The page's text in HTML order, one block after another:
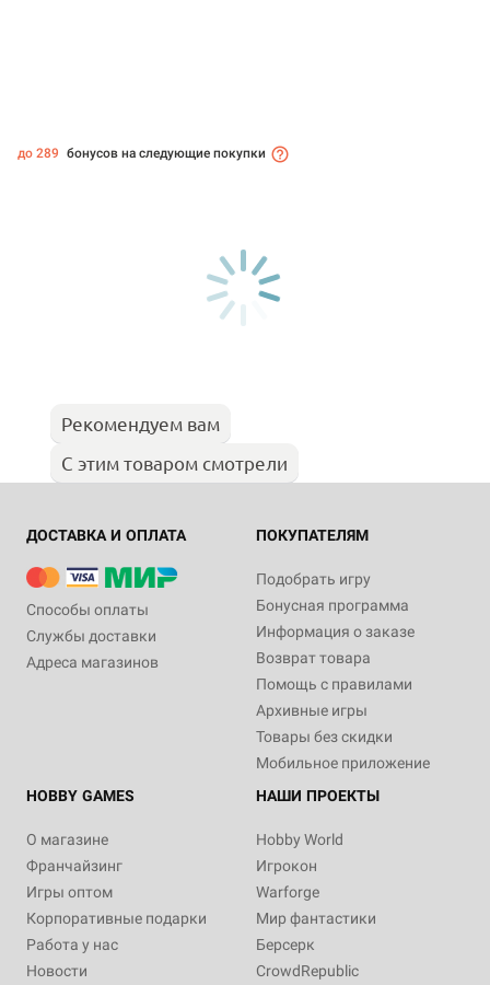
до 289 бонусов на следующие покупки
Рекомендуем вам
С этим товаром смотрели
ДОСТАВКА И ОПЛАТА
Способы оплаты
Службы доставки
Адреса магазинов
ПОКУПАТЕЛЯМ
Подобрать игру
Бонусная программа
Информация о заказе
Возврат товара
Помощь с правилами
Архивные игры
Товары без скидки
Мобильное приложение
HOBBY GAMES
О магазине
Франчайзинг
Игры оптом
Корпоративные подарки
Работа у нас
Новости
НАШИ ПРОЕКТЫ
Hobby World
Игрокон
Warforge
Мир фантастики
Берсерк
CrowdRepublic